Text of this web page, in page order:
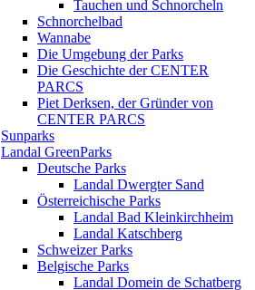
Tauchen und Schnorcheln
Schnorchelbad
Wannabe
Die Umgebung der Parks
Die Geschichte der CENTER
PARCS
Piet Derksen, der Gründer von
CENTER PARCS
Sunparks
Landal GreenParks
Deutsche Parks
Landal Dwergter Sand
Österreichische Parks
Landal Bad Kleinkirchheim
Landal Katschberg
Schweizer Parks
Belgische Parks
Landal Domein de Schatberg